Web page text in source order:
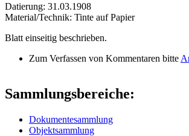
Datierung: 31.03.1908
Material/Technik: Tinte auf Papier
Blatt einseitig beschrieben.
Zum Verfassen von Kommentaren bitte
Sammlungsbereiche:
Dokumentesammlung
Objektsammlung